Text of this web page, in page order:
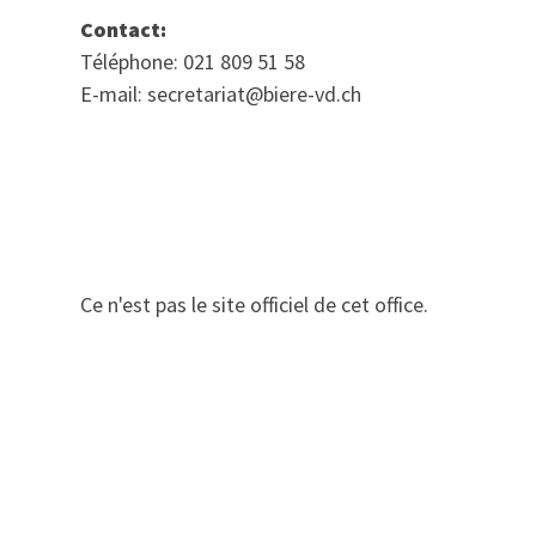
Contact:
Téléphone: 021 809 51 58
E-mail: secretariat@biere-vd.ch
Ce n'est pas le site officiel de cet office.